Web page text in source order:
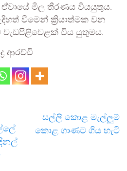
මිල තීරණය වියයුතුය.
වීමෙන් ක්‍රියාත්මක වන
වැඩපිළිවෙළක් විය යුතුමය.
ආරච්චි
සල්ලි කොළ මැල්ලුම්
කොළ ගාණට ගිය හැටි